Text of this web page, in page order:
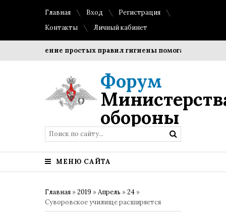
Главная Вход
Регистрация
Контакты
Личный кабинет
Соблюдение простых правил гигиены помогает
Форум
обороны
МЕНЮ САЙТА
Главная »2019 »Апрель »24 »
Суворовское училище расширяется